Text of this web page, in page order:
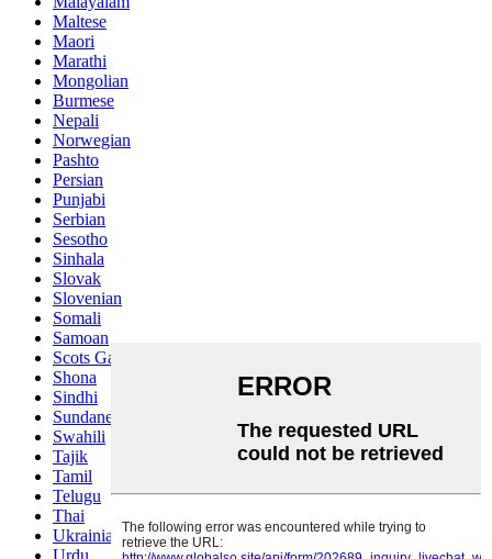
Maltese
Maori
Marathi
Mongolian
Burmese
Nepali
Norwegian
Pashto
Persian
Punjabi
Serbian
Sesotho
Sinhala
Slovak
Slovenian
Somali
Samoan
Scots Gaelic
Shona
Sindhi
Sundanese
Swahili
Tajik
Tamil
Telugu
Thai
Ukrainian